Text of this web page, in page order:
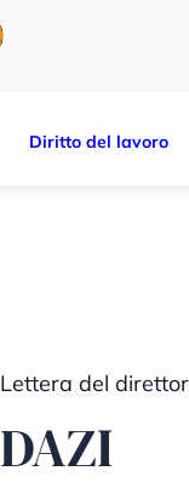
Diritto del lavoro
Lettera del
DAZI